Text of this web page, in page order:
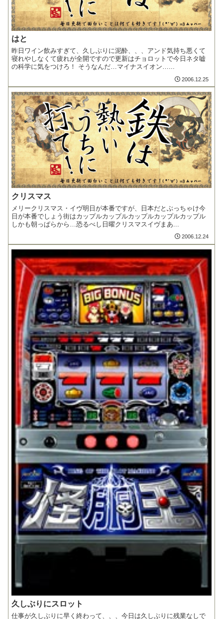
はと
昨日ワイン飲みすぎて、久しぶりに泥酔、、、アンド気持ち悪くて
寝れやしなくて疲れが全開ですので更新はチョロットで今日ネタ嘘
の科学に気をつけろ！ そうなんだ…マイナスイオン…...
2006.12.25
クリスマス
メリークリスマス・イヴ明日が本番ですが、日本だとぶっちゃけ今
日が本番でしょう街はカップルカップルカップルカップルカップル
しかも朝っぱらから…恐るべし日曜クリスマスイヴまあ...
2006.12.24
久しぶりにスロット
仕事が久しぶりに早く終わって、、、今日は久しぶりに残業なしで